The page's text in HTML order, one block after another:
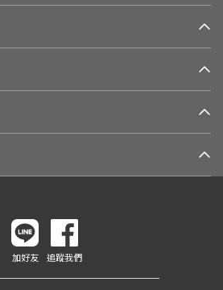
加好友 追蹤我們